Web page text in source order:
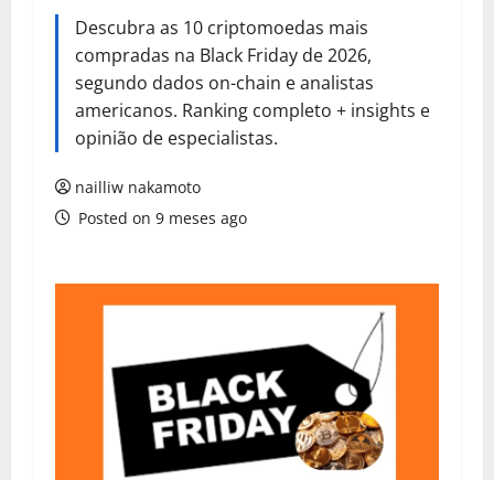
Descubra as 10 criptomoedas mais
compradas na Black Friday de 2026,
segundo dados on-chain e analistas
americanos. Ranking completo + insights e
opinião de especialistas.
nailliw nakamoto
Posted on 9 meses ago